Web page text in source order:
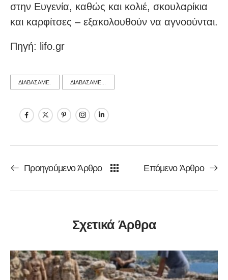
στην Ευγενία, καθώς και κολιέ, σκουλαρίκια
και καρφίτσες – εξακολουθούν να αγνοούνται.
Πηγή: lifo.gr
ΔΙΑΒΑΣΑΜΕ. ΔΙΑΒΑΣΑΜΕ...
Προηγούμενο Άρθρο Επόμενο Άρθρο
Σχετικά Άρθρα